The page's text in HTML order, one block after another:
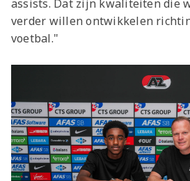
assists. Dat zijn kwaliteiten die
verder willen ontwikkelen
voetbal."